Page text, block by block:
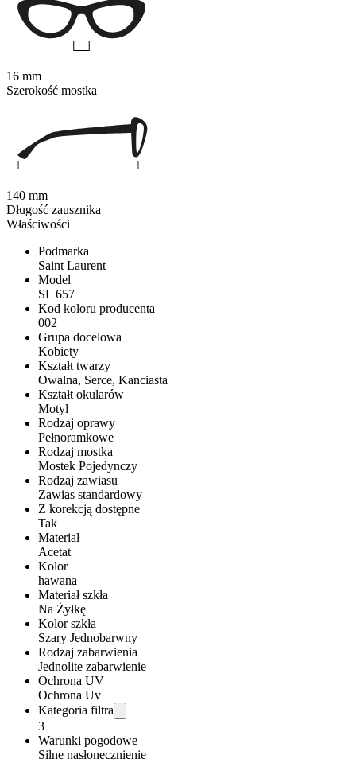
Właściwości
Podmarka
Saint Laurent
Model
SL 657
Kod koloru producenta
002
Grupa docelowa
Kobiety
Kształt twarzy
Owalna, Serce, Kanciasta
Kształt okularów
Motyl
Rodzaj oprawy
Pełnoramkowe
Rodzaj mostka
Mostek Pojedynczy
Rodzaj zawiasu
Zawias standardowy
Z korekcją dostępne
Tak
Materiał
Acetat
Kolor
hawana
Materiał szkła
Na Żyłkę
Kolor szkła
Szary Jednobarwny
Rodzaj zabarwienia
Jednolite zabarwienie
Ochrona UV
Ochrona Uv
Kategoria filtra
3
Warunki pogodowe
Silne nasłonecznienie
16 mm
Szerokość mostka
140 mm
Długość zausznika